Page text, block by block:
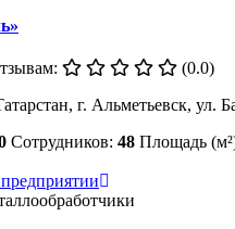
(0.0)
г. Альметьевск, ул.
Сотрудников: 48 Площадь